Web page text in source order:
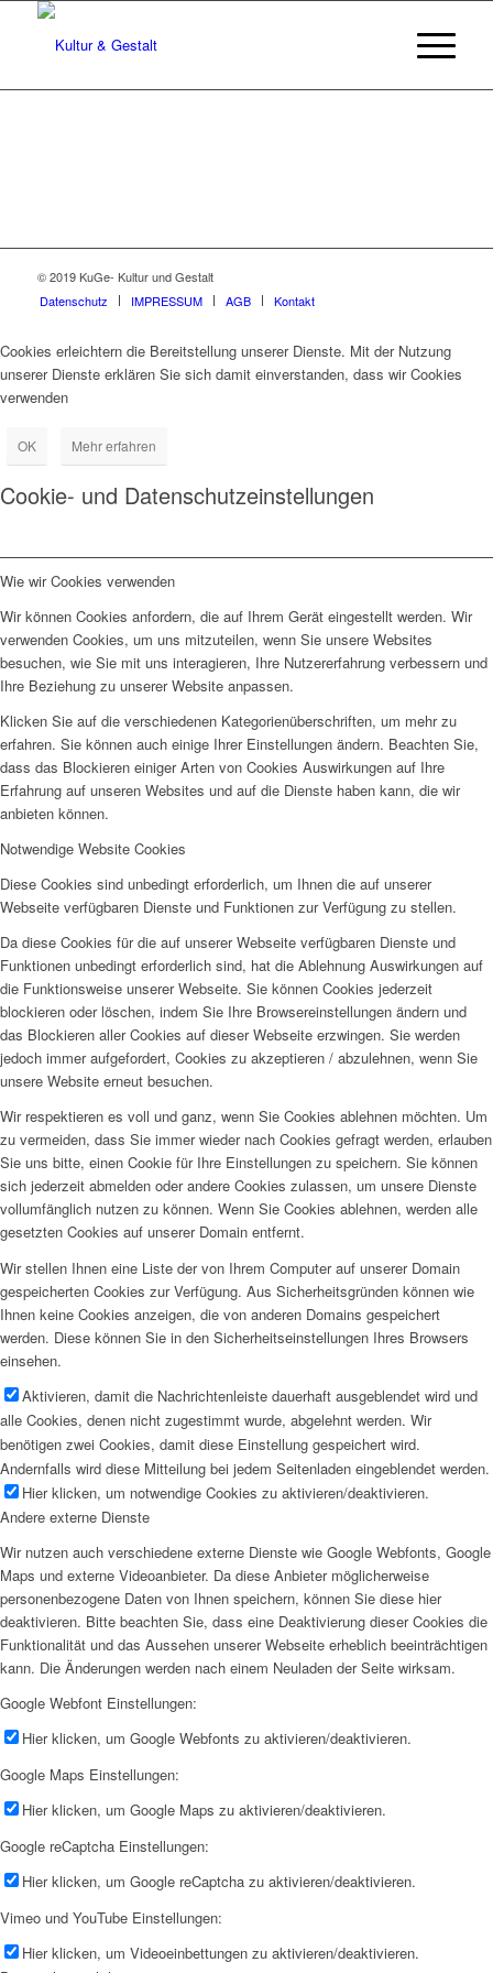
© 2019 KuGe- Kultur und Gestalt
Datenschutz
IMPRESSUM AGB Kontakt
Cookies erleichtern die Bereitstellung unserer Dienste. Mit der Nutzung
unserer Dienste erklären Sie sich damit einverstanden, dass wir Cookies
verwenden
OK Mehr erfahren
Cookie- und Datenschutzeinstellungen
Wie wir Cookies verwenden
Wir können Cookies anfordern, die auf Ihrem Gerät eingestellt werden. Wir
verwenden Cookies, um uns mitzuteilen, wenn Sie unsere Websites
besuchen, wie Sie mit uns interagieren, Ihre Nutzererfahrung verbessern und
Ihre Beziehung zu unserer Website anpassen.
Klicken Sie auf die verschiedenen Kategorienüberschriften, um mehr zu
erfahren. Sie können auch einige Ihrer Einstellungen ändern. Beachten Sie,
dass das Blockieren einiger Arten von Cookies Auswirkungen auf Ihre
Erfahrung auf unseren Websites und auf die Dienste haben kann, die wir
anbieten können.
Notwendige Website Cookies
Diese Cookies sind unbedingt erforderlich, um Ihnen die auf unserer
Webseite verfügbaren Dienste und Funktionen zur Verfügung zu stellen.
Da diese Cookies für die auf unserer Webseite verfügbaren Dienste und
Funktionen unbedingt erforderlich sind, hat die Ablehnung Auswirkungen auf
die Funktionsweise unserer Webseite. Sie können Cookies jederzeit
blockieren oder löschen, indem Sie Ihre Browsereinstellungen ändern und
das Blockieren aller Cookies auf dieser Webseite erzwingen. Sie werden
jedoch immer aufgefordert, Cookies zu akzeptieren / abzulehnen, wenn Sie
unsere Website erneut besuchen.
Wir respektieren es voll und ganz, wenn Sie Cookies ablehnen möchten. Um
zu vermeiden, dass Sie immer wieder nach Cookies gefragt werden, erlauben
Sie uns bitte, einen Cookie für Ihre Einstellungen zu speichern. Sie können
sich jederzeit abmelden oder andere Cookies zulassen, um unsere Dienste
vollumfänglich nutzen zu können. Wenn Sie Cookies ablehnen, werden alle
gesetzten Cookies auf unserer Domain entfernt.
Wir stellen Ihnen eine Liste der von Ihrem Computer auf unserer Domain
gespeicherten Cookies zur Verfügung. Aus Sicherheitsgründen können wie
Ihnen keine Cookies anzeigen, die von anderen Domains gespeichert
werden. Diese können Sie in den Sicherheitseinstellungen Ihres Browsers
einsehen.
Aktivieren, damit die Nachrichtenleiste dauerhaft ausgeblendet wird und
alle Cookies, denen nicht zugestimmt wurde, abgelehnt werden. Wir
benötigen zwei Cookies, damit diese Einstellung gespeichert wird.
Andernfalls wird diese Mitteilung bei jedem Seitenladen eingeblendet werden.
Hier klicken, um notwendige Cookies zu aktivieren/deaktivieren.
Andere externe Dienste
Wir nutzen auch verschiedene externe Dienste wie Google Webfonts, Google
Maps und externe Videoanbieter. Da diese Anbieter möglicherweise
personenbezogene Daten von Ihnen speichern, können Sie diese hier
deaktivieren. Bitte beachten Sie, dass eine Deaktivierung dieser Cookies die
Funktionalität und das Aussehen unserer Webseite erheblich beeinträchtigen
kann. Die Änderungen werden nach einem Neuladen der Seite wirksam.
Google Webfont Einstellungen:
Hier klicken, um Google Webfonts zu aktivieren/deaktivieren.
Google Maps Einstellungen:
Hier klicken, um Google Maps zu aktivieren/deaktivieren.
Google reCaptcha Einstellungen:
Hier klicken, um Google reCaptcha zu aktivieren/deaktivieren.
Vimeo und YouTube Einstellungen:
Hier klicken, um Videoeinbettungen zu aktivieren/deaktivieren.